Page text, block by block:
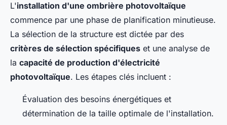
L'installation d'une ombrière photovoltaïque
commence par une phase de planification minutieuse.
La sélection de la structure est dictée par des
critères de sélection spécifiques et une analyse de
la capacité de production d'électricité
photovoltaïque. Les étapes clés incluent :
Évaluation des besoins énergétiques et
détermination de la taille optimale de l'installation.